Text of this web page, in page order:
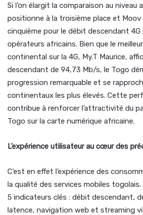
Si l’on élargit la comparaison au niveau
positionne à la troisième place et Moov
cinquième pour le débit descendant 4G
opérateurs africains. Bien que le
continental sur la 4G, My.T Maurice,
descendant de 94,73 Mb/s, le Togo
progression remarquable et se
continentaux les plus élevés. Cette
contribue à renforcer l’attractivité du
Togo sur la carte numérique africaine.
L’expérience utilisateur au cœur des
C’est en effet l’expérience des
la qualité des services mobiles togolais.
5 indicateurs clés : débit descendant,
latence, navigation web et streaming